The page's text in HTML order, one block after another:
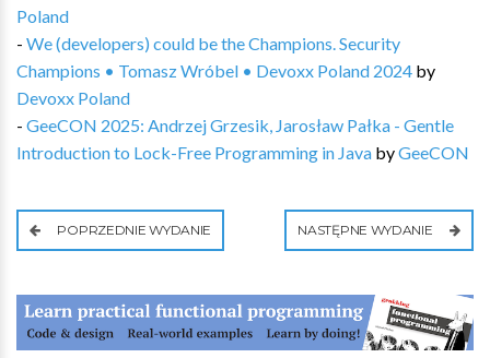
Poland
- We (developers) could be the Champions. Security
Champions • Tomasz Wróbel • Devoxx Poland 2024 by
Devoxx Poland
- GeeCON 2025: Andrzej Grzesik, Jarosław Pałka - Gentle
Introduction to Lock-Free Programming in Java byGeeCON
POPRZEDNIE WYDANIE NASTĘPNE WYDANIE